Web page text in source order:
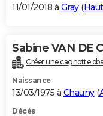
11/01/2018 à Gray(
Sabine VAN DE
Créer une cagnotte
Naissance
13/03/1975 à Chauny(
Décès